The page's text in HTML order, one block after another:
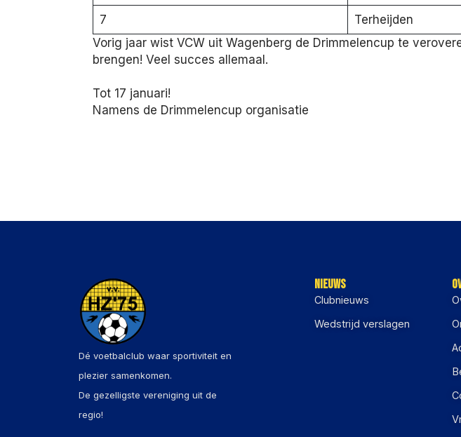
7
Terheijden
Vorig jaar wist VCW uit Wagenberg de Drimmelencup te
brengen! Veel succes allemaal.
Tot 17 januari!
Namens de Drimmelencup organisatie
Dé voetbalclub waar sportiviteit en
plezier samenkomen.
De gezelligste vereniging uit de
regio!
Nieuws
Clubnieuws
Wedstrijd verslagen